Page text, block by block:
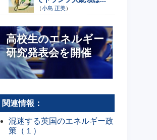
（小島 正美）
高校生のエネルギー
研究発表会を開催
関連情報：
混迷する英国のエネルギー政
策（１）